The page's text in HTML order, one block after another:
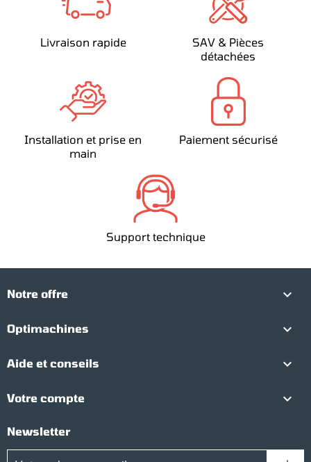
Livraison rapide
SAV & Pièces
détachées
Installation et prise en
main
Paiement sécurisé
Support technique
Notre offre 
Optimachines 
Aide et conseils 
Votre compte 
Newsletter